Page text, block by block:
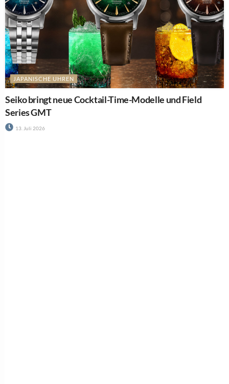
JAPANISCHE UHREN
Seiko bringt neue Cocktail-Time-Modelle und Field
Series GMT
13. Juli 2026